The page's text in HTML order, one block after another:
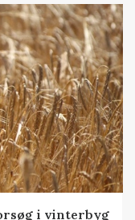
i vinterbyg